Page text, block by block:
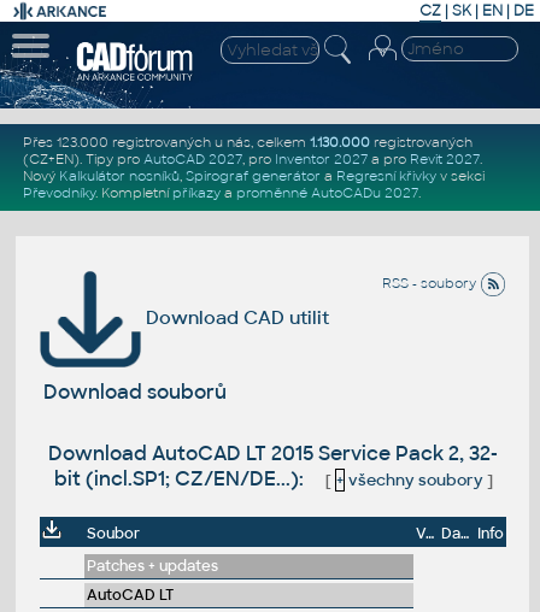
CZ | SK| EN | DE
Přes 123.000 registrovaných u nás, celkem 1.130.000registrovaných
(CZ+EN). Tipy pro AutoCAD 2027, pro Inventor 2027a pro Revit 2027.
Nový Kalkulátor nosníků, Spirograf generátor a Regresní křivkyv sekci
Převodníky. Kompletní příkazya proměnné AutoCADu 2027.
RSS - soubory
Download CAD utilit
Download souborů
Download AutoCAD LT 2015 Service Pack 2, 32-
bit (incl.SP1; CZ/EN/DE...):
[ + všechny soubory]
Soubor Velikost Datum Info
Patches + updates
AutoCAD LT